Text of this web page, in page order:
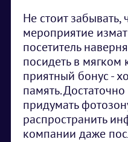
Не стоит забывать,
мероприятие
посетитель
посидеть в мягком
приятный бонус -
память.
придумать
распространить
компании даже